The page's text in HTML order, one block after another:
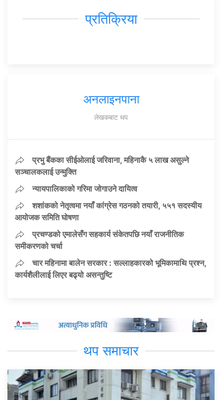
प्रतिक्रिया
अनलाइनपाना
लेखकबाट थप
प्रभु बैंकका सीईओलाई जरिवाना, महिनाकै ५ लाख असुल्ने
सञ्चालकलाई उन्मुक्ति
न्यायपालिकाको गरिमा जोगाउने दायित्व
शशांकको नेतृत्वमा नयाँ कांग्रेस गठनको तयारी, ५५१ सदस्यीय
आयोजक समिति घोषणा
प्रचण्डको एमालेसँग सहकार्य संकेतपछि नयाँ राजनीतिक
समीकरणको चर्चा
चार महिनामा बालेन सरकार : सल्लाहकारको भूमिकामाथि प्रश्न,
कार्यशैलीलाई लिएर बढ्यो असन्तुष्टि
थप समाचार